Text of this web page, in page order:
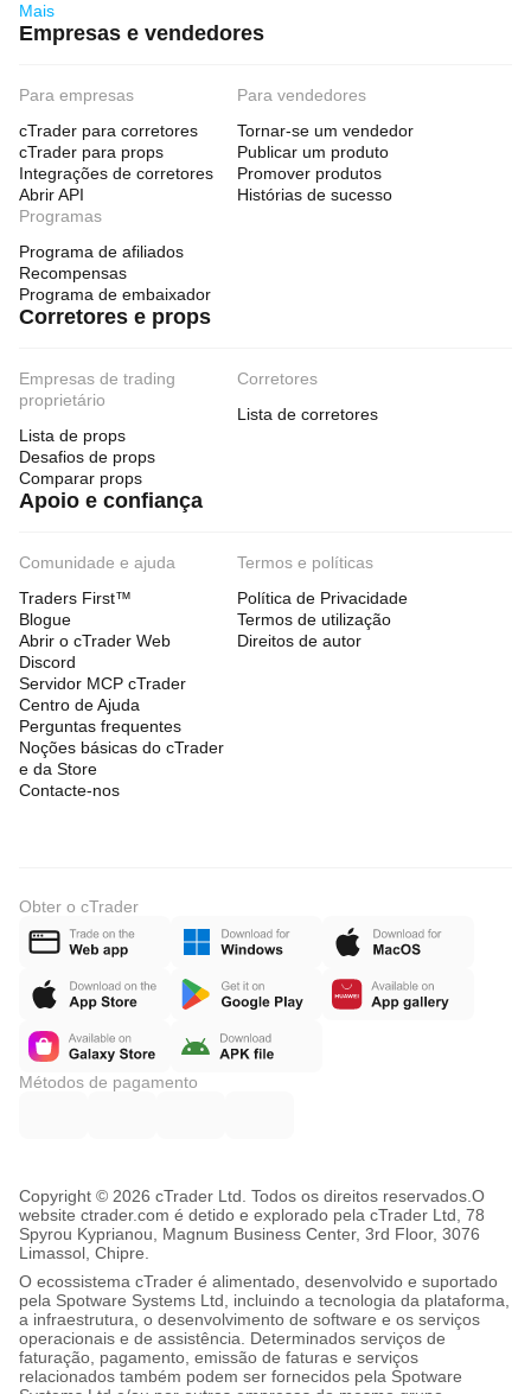
Mais
Empresas e vendedores
Para empresas
cTrader para corretores
cTrader para props
Integrações de corretores
Abrir API
Para vendedores
Tornar-se um vendedor
Publicar um produto
Promover produtos
Histórias de sucesso
Programas
Programa de afiliados
Recompensas
Programa de embaixador
Corretores e props
Empresas de trading
proprietário
Lista de props
Desafios de props
Comparar props
Corretores
Lista de corretores
Apoio e confiança
Comunidade e ajuda
Traders First™
Blogue
Abrir o cTrader Web
Discord
Servidor MCP cTrader
Centro de Ajuda
Perguntas frequentes
Noções básicas do cTrader
e da Store
Contacte-nos
Termos e políticas
Política de Privacidade
Termos de utilização
Direitos de autor
Obter o cTrader
Métodos de pagamento
Copyright © 2026 cTrader Ltd. Todos os direitos reservados. O
website ctrader.com é detido e explorado pela cTrader Ltd, 78
Spyrou Kyprianou, Magnum Business Center, 3rd Floor, 3076
Limassol, Chipre.
O ecossistema cTrader é alimentado, desenvolvido e suportado
pela Spotware Systems Ltd, incluindo a tecnologia da plataforma,
a infraestrutura, o desenvolvimento de software e os serviços
operacionais e de assistência. Determinados serviços de
faturação, pagamento, emissão de faturas e serviços
relacionados também podem ser fornecidos pela Spotware